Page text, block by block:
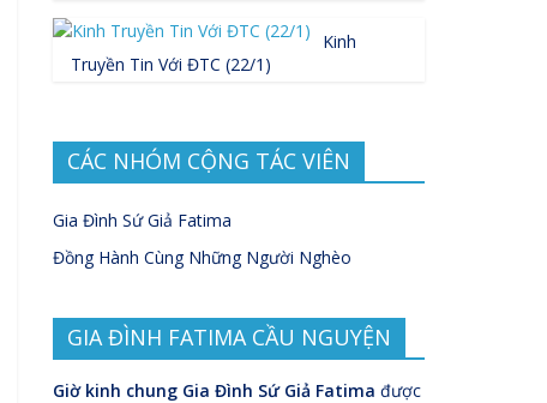
Kinh
Truyền Tin Với ĐTC (22/1)
CÁC NHÓM CỘNG TÁC VIÊN
Gia Đình Sứ Giả Fatima
Đồng Hành Cùng Những Người Nghèo
GIA ĐÌNH FATIMA CẦU NGUYỆN
Giờ kinh chung Gia Đình Sứ Giả Fatima được